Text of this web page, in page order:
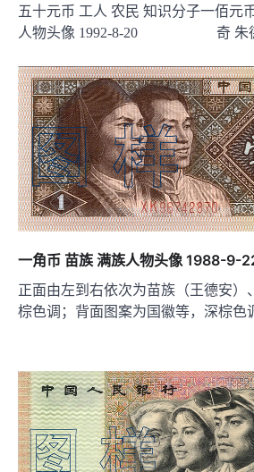
章
航
五十元币 工人 农民 知识分子
人物头像 1992-8-20
一佰元
奇 朱
一角币 苗族 满族人物头像 1988-9-
正面由左到右依次为苗族（王德安）
棕色调；背面图案为国徽等，深棕色